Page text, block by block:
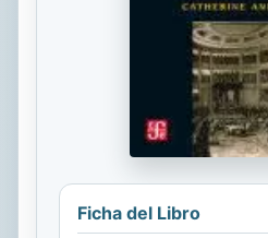
Ficha del Libro